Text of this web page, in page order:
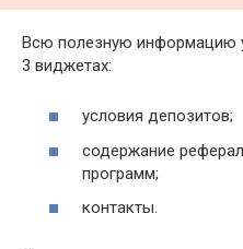
Всю полезную информацию
3 виджетах:
условия депозитов;
содержание
программ;
контакты.